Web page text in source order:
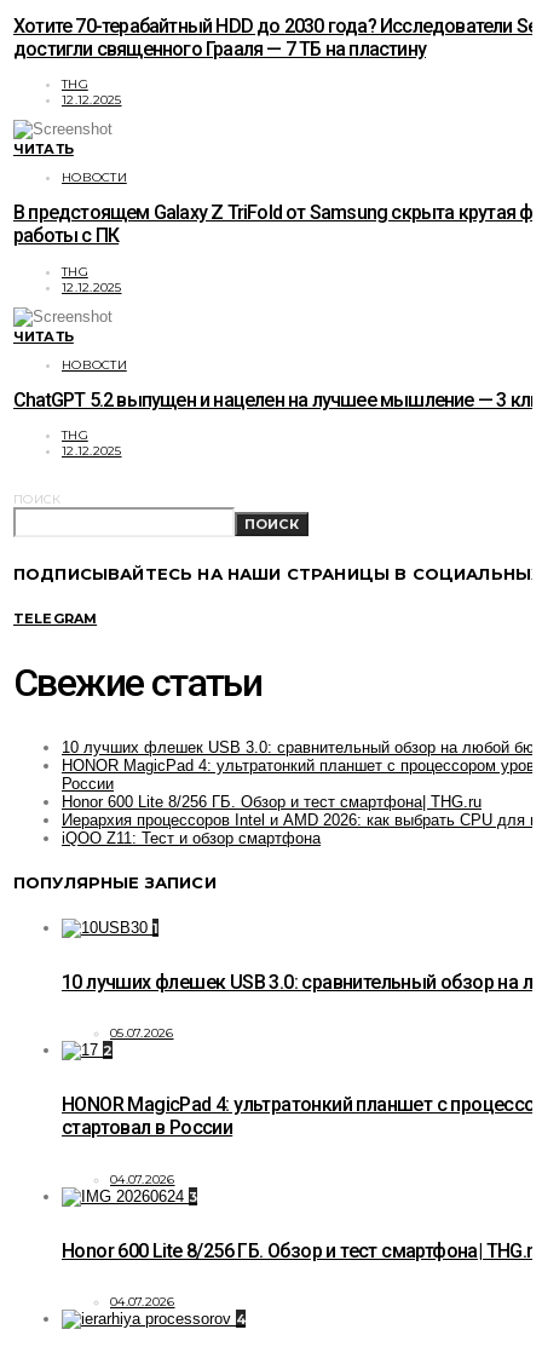
Хотите 70-терабайтный HDD до 2030 года? Исследователи
достигли священного Грааля — 7 ТБ на пластину
THG
12.12.2025
ЧИТАТЬ
НОВОСТИ
В предстоящем Galaxy Z TriFold от Samsung скрыта крутая
работы с ПК
THG
12.12.2025
ЧИТАТЬ
НОВОСТИ
ChatGPT 5.2 выпущен и нацелен на лучшее мышление — 3
THG
12.12.2025
ПОИСК
ПОИСК
ПОДПИСЫВАЙТЕСЬ НА НАШИ СТРАНИЦЫ В СОЦИАЛЬНЫХ
TELEGRAM
Свежие статьи
10 лучших флешек USB 3.0: сравнительный обзор на любой
HONOR MagicPad 4: ультратонкий планшет с процессором
России
Honor 600 Lite 8/256 ГБ. Обзор и тест смартфона| THG.ru
Иерархия процессоров Intel и AMD 2026: как выбрать CPU для
iQOO Z11: Тест и обзор смартфона
ПОПУЛЯРНЫЕ ЗАПИСИ
1
10 лучших флешек USB 3.0: сравнительный обзор на
05.07.2026
2
HONOR MagicPad 4: ультратонкий планшет с
стартовал в России
04.07.2026
3
Honor 600 Lite 8/256 ГБ. Обзор и тест смартфона| THG.ru
04.07.2026
4